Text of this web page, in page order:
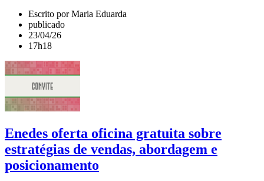
Escrito por Maria Eduarda
publicado
23/04/26
17h18
Enedes oferta oficina gratuita sobre
estratégias de vendas, abordagem e
posicionamento